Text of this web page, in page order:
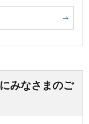
みなさまのご